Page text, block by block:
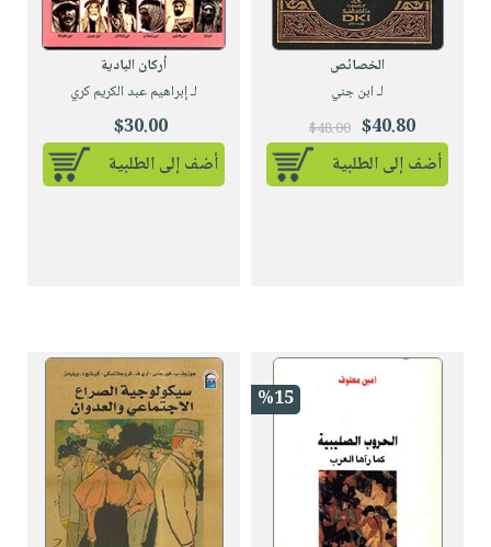
الخصائص
لـ ابن جني
$40.80
$48.00
أضف إلى الطلبية
أركان البادية
لـ إبراهيم عبد الكريم كري
$30.00
أضف إلى الطلبية
%15